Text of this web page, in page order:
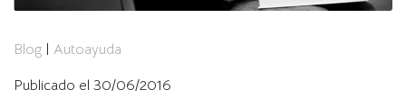
Blog
Autoayuda
Publicado el 30/06/2016